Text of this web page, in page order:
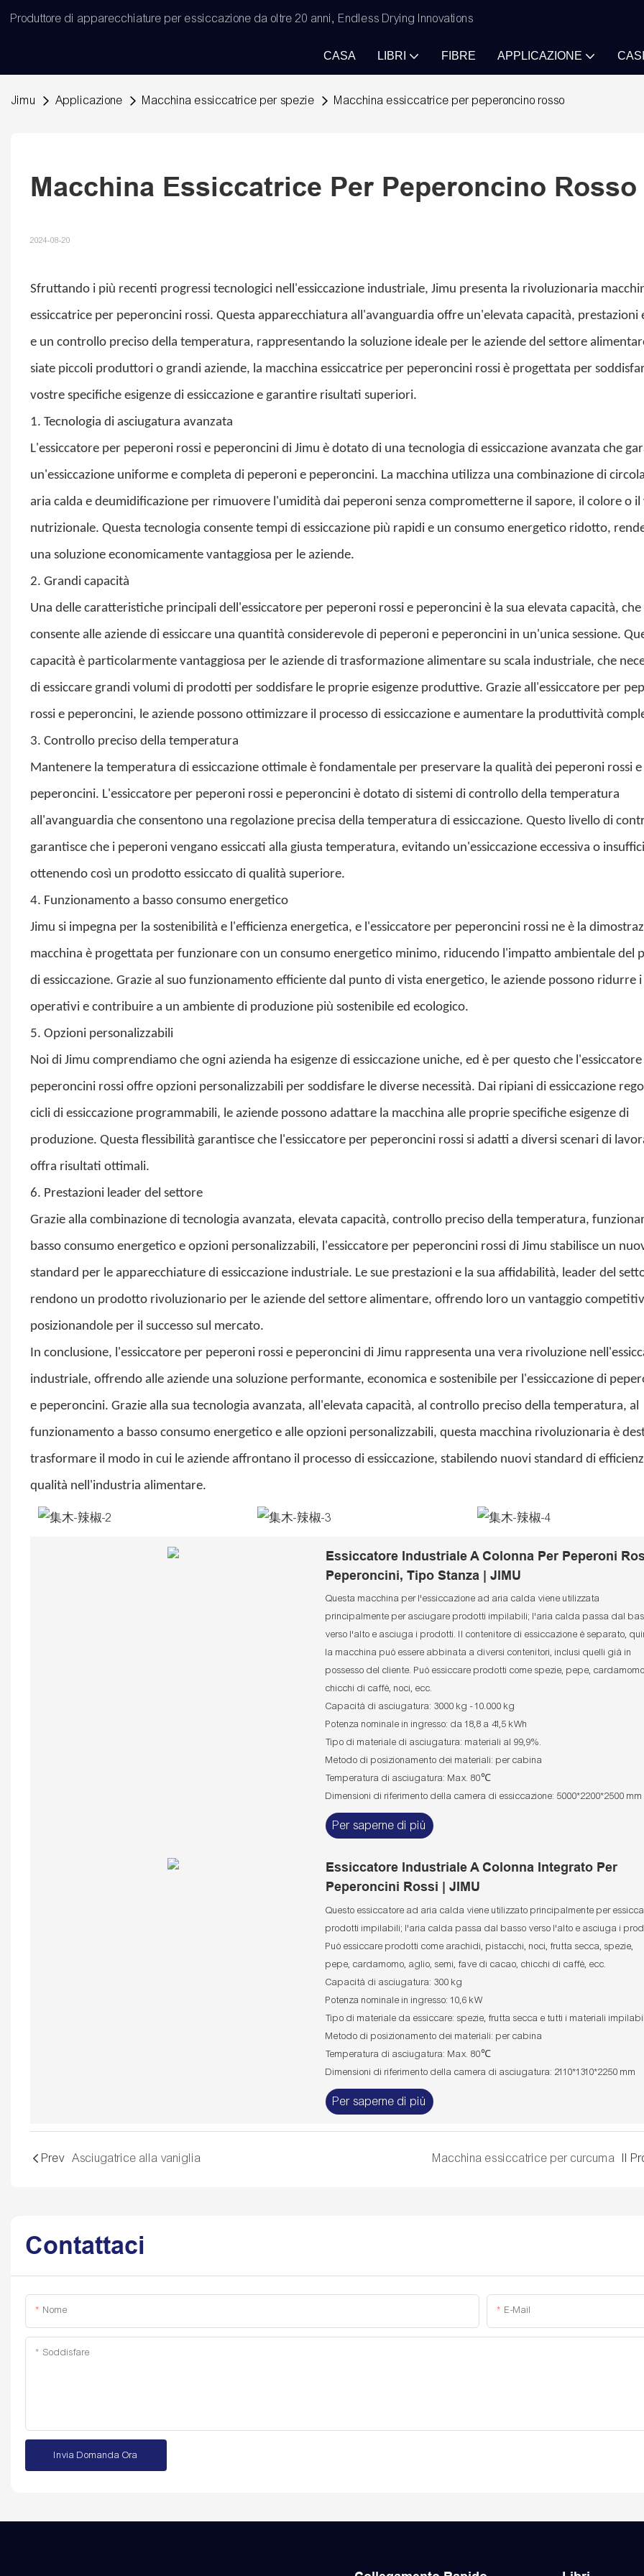
Produttore di apparecchiature per essiccazione da oltre 20 anni, Endless Drying Innovations
CASA LIBRI FIBRE APPLICAZIONE CASI
Jimu Applicazione Macchina essiccatrice per spezie Macchina essiccatrice per peperoncino rosso
Macchina Essiccatrice Per Peperoncino Rosso
2024-08-20
Sfruttando i più recenti progressi tecnologici nell'essiccazione industriale, Jimu presenta la rivoluzionaria
essiccatrice per peperoncini rossi. Questa apparecchiatura all'avanguardia offre un'elevata capacità, prestazioni
e un controllo preciso della temperatura, rappresentando la soluzione ideale per le aziende del settore
siate piccoli produttori o grandi aziende, la macchina essiccatrice per peperoncini rossi è progettata per
vostre specifiche esigenze di essiccazione e garantire risultati superiori.
1. Tecnologia di asciugatura avanzata
L'essiccatore per peperoni rossi e peperoncini di Jimu è dotato di una tecnologia di essiccazione avanzata che
un'essiccazione uniforme e completa di peperoni e peperoncini. La macchina utilizza una combinazione di
aria calda e deumidificazione per rimuovere l'umidità dai peperoni senza comprometterne il sapore, il colore o il
nutrizionale. Questa tecnologia consente tempi di essiccazione più rapidi e un consumo energetico ridotto,
una soluzione economicamente vantaggiosa per le aziende.
2. Grandi capacità
Una delle caratteristiche principali dell'essiccatore per peperoni rossi e peperoncini è la sua elevata capacità, che
consente alle aziende di essiccare una quantità considerevole di peperoni e peperoncini in un'unica sessione.
capacità è particolarmente vantaggiosa per le aziende di trasformazione alimentare su scala industriale, che
di essiccare grandi volumi di prodotti per soddisfare le proprie esigenze produttive. Grazie all'essiccatore per
rossi e peperoncini, le aziende possono ottimizzare il processo di essiccazione e aumentare la produttività
3. Controllo preciso della temperatura
Mantenere la temperatura di essiccazione ottimale è fondamentale per preservare la qualità dei peperoni rossi e
peperoncini. L'essiccatore per peperoni rossi e peperoncini è dotato di sistemi di controllo della temperatura
all'avanguardia che consentono una regolazione precisa della temperatura di essiccazione. Questo livello di
garantisce che i peperoni vengano essiccati alla giusta temperatura, evitando un'essiccazione eccessiva o
ottenendo così un prodotto essiccato di qualità superiore.
4. Funzionamento a basso consumo energetico
Jimu si impegna per la sostenibilità e l'efficienza energetica, e l'essiccatore per peperoncini rossi ne è la
macchina è progettata per funzionare con un consumo energetico minimo, riducendo l'impatto ambientale del
di essiccazione. Grazie al suo funzionamento efficiente dal punto di vista energetico, le aziende possono ridurre
operativi e contribuire a un ambiente di produzione più sostenibile ed ecologico.
5. Opzioni personalizzabili
Noi di Jimu comprendiamo che ogni azienda ha esigenze di essiccazione uniche, ed è per questo che
peperoncini rossi offre opzioni personalizzabili per soddisfare le diverse necessità. Dai ripiani di essiccazione
cicli di essiccazione programmabili, le aziende possono adattare la macchina alle proprie specifiche esigenze di
produzione. Questa flessibilità garantisce che l'essiccatore per peperoncini rossi si adatti a diversi scenari di
offra risultati ottimali.
6. Prestazioni leader del settore
Grazie alla combinazione di tecnologia avanzata, elevata capacità, controllo preciso della temperatura,
basso consumo energetico e opzioni personalizzabili, l'essiccatore per peperoncini rossi di Jimu stabilisce un
standard per le apparecchiature di essiccazione industriale. Le sue prestazioni e la sua affidabilità, leader del
rendono un prodotto rivoluzionario per le aziende del settore alimentare, offrendo loro un vantaggio
posizionandole per il successo sul mercato.
In conclusione, l'essiccatore per peperoni rossi e peperoncini di Jimu rappresenta una vera rivoluzione
industriale, offrendo alle aziende una soluzione performante, economica e sostenibile per l'essiccazione di
e peperoncini. Grazie alla sua tecnologia avanzata, all'elevata capacità, al controllo preciso della temperatura, al
funzionamento a basso consumo energetico e alle opzioni personalizzabili, questa macchina rivoluzionaria è
trasformare il modo in cui le aziende affrontano il processo di essiccazione, stabilendo nuovi standard di
qualità nell'industria alimentare.
Essiccatore Industriale A Colonna Per Peperoni
Peperoncini, Tipo Stanza | JIMU
Questa macchina per l'essiccazione ad aria calda viene utilizzata
principalmente per asciugare prodotti impilabili; l'aria calda passa dal
verso l'alto e asciuga i prodotti. Il contenitore di essiccazione è separato,
la macchina può essere abbinata a diversi contenitori, inclusi quelli già in
possesso del cliente. Può essiccare prodotti come spezie, pepe,
chicchi di caffè, noci, ecc.
Capacità di asciugatura: 3000 kg - 10.000 kg
Potenza nominale in ingresso: da 18,8 a 41,5 kWh
Tipo di materiale di asciugatura: materiali al 99,9%.
Metodo di posizionamento dei materiali: per cabina
Temperatura di asciugatura: Max. 80℃
Dimensioni di riferimento della camera di essiccazione: 5000*2200*2500 mm
Per saperne di più
Essiccatore Industriale A Colonna Integrato Per
Peperoncini Rossi | JIMU
Questo essiccatore ad aria calda viene utilizzato principalmente per
prodotti impilabili; l'aria calda passa dal basso verso l'alto e asciuga i
Può essiccare prodotti come arachidi, pistacchi, noci, frutta secca, spezie,
pepe, cardamomo, aglio, semi, fave di cacao, chicchi di caffè, ecc.
Capacità di asciugatura: 300 kg
Potenza nominale in ingresso: 10,6 kW
Tipo di materiale da essiccare: spezie, frutta secca e tutti i materiali
Metodo di posizionamento dei materiali: per cabina
Temperatura di asciugatura: Max. 80℃
Dimensioni di riferimento della camera di asciugatura: 2110*1310*2250 mm
Per saperne di più
Prev Asciugatrice alla vaniglia Macchina essiccatrice per curcuma Il
Contattaci
Nome E-Mail
Soddisfare
Invia Domanda Ora